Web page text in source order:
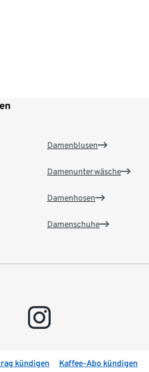
Damenblusen
Damenunterwäsche
Damenhosen
Damenschuhe
instagram
kündigen Kaffee-Abo kündigen